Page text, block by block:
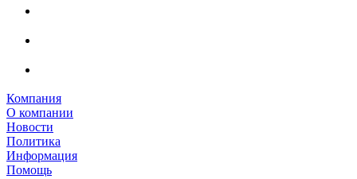
Компания
О компании
Новости
Политика
Информация
Помощь